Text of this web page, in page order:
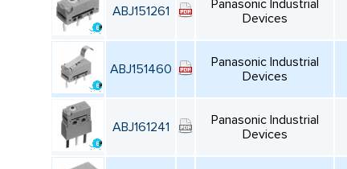
ABJ151261
Panasonic Industrial
Devices
ABJ151460
Panasonic Industrial
Devices
ABJ161241
Panasonic Industrial
Devices